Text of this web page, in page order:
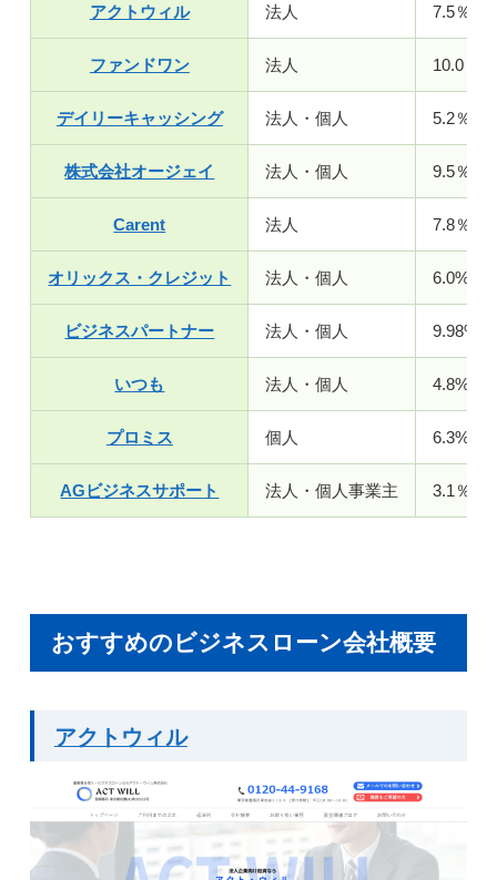
アクトウィル 法人 7.5％～
ファンドワン 法人 10.0％
デイリーキャッシング 法人・個人 5.2％～
株式会社オージェイ 法人・個人 9.5％～
Carent 法人 7.8％～
オリックス・クレジット 法人・個人 6.0%〜
ビジネスパートナー 法人・個人 9.98%
いつも 法人・個人 4.8%～
プロミス 個人 6.3%～
AGビジネスサポート 法人・個人事業主 3.1％～
おすすめのビジネスローン会社概要
アクトウィル